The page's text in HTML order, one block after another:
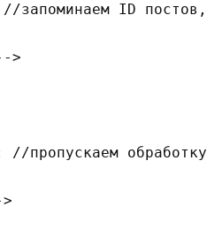
запоминаем ID
>
обработку